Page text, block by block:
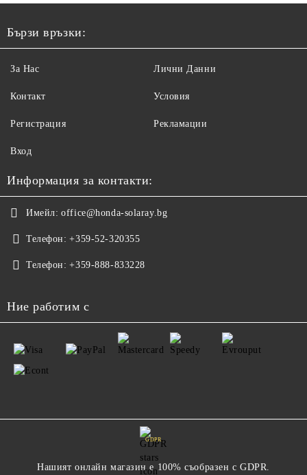
Бързи връзки:
За Нас
Контакт
Регистрация
Вход
Лични Данни
Условия
Рекламации
Информация за контакти:
Имейл: office@honda-solaray.bg
Телефон: +359-52-320355
Телефон: +359-888-833228
Ние работим с
GDPR
Нашият онлайн магазин е 100% съобразен с GDPR.